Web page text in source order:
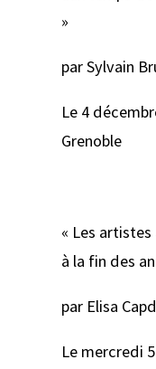
»
par Sylvain
Le 4
Grenoble
« Les
à la fin des
par Elisa
Le mercredi